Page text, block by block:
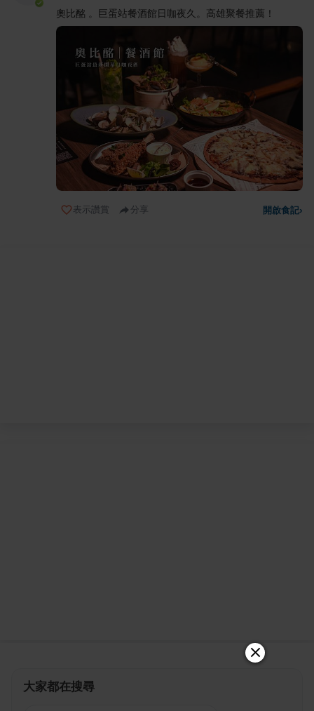
奧比酩 。巨蛋站餐酒館日咖夜久。高雄聚餐推薦！
表示讚賞 分享 開啟食記›
大家都在搜尋